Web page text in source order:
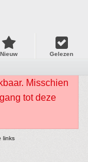
Nieuw Gelezen
Misschien
tot deze
links